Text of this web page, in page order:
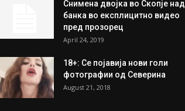
Снимена двојка во Скопје над
банка во експлицитно видео
пред прозорец
April 24, 2019
18+: Се појавија нови голи
фотографии од Северина
August 21, 2018